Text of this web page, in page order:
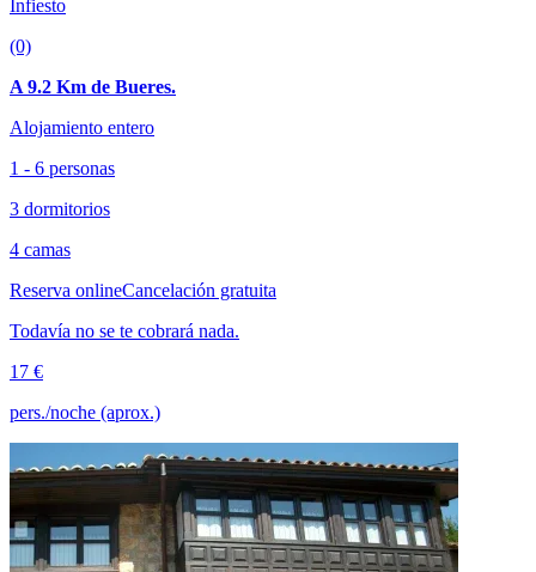
Infiesto
(0)
A 9.2 Km de Bueres.
Alojamiento entero
1 - 6 personas
3 dormitorios
4 camas
Reserva onlineCancelación gratuita
Todavía no se te cobrará nada.
17 €
pers./noche (aprox.)